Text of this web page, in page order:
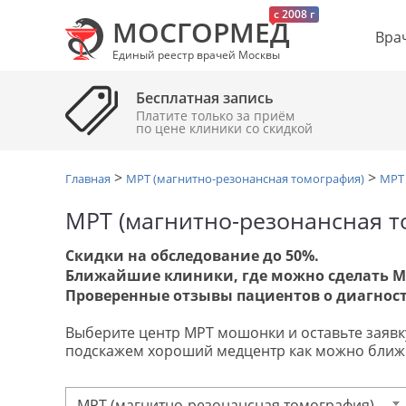
c 2008 г
МОСГОРМЕД
Единый реестр врачей Москвы
Бесплатная запись
Платите только за приём
по цене клиники cо скидкой
Главная > МРТ (магнитно-резонансная томография) > МРТ
МРТ (магнитно-резонансная
Скидки на обследование до 50%.
Ближайшие клиники, где можно сделать
Проверенные отзывы пациентов о
Выберите центр МРТ мошонки и оставьте
подскажем хороший медцентр как можно